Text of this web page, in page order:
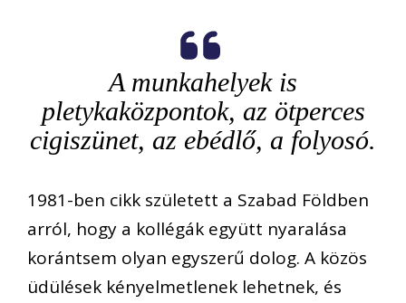
A munkahelyek is
pletykaközpontok, az ötperces
cigiszünet, az ebédlő, a folyosó.
1981-ben cikk született a Szabad Földben
arról, hogy a kollégák együtt nyaralása
korántsem olyan egyszerű dolog. A közös
üdülések kényelmetlenek lehetnek, és